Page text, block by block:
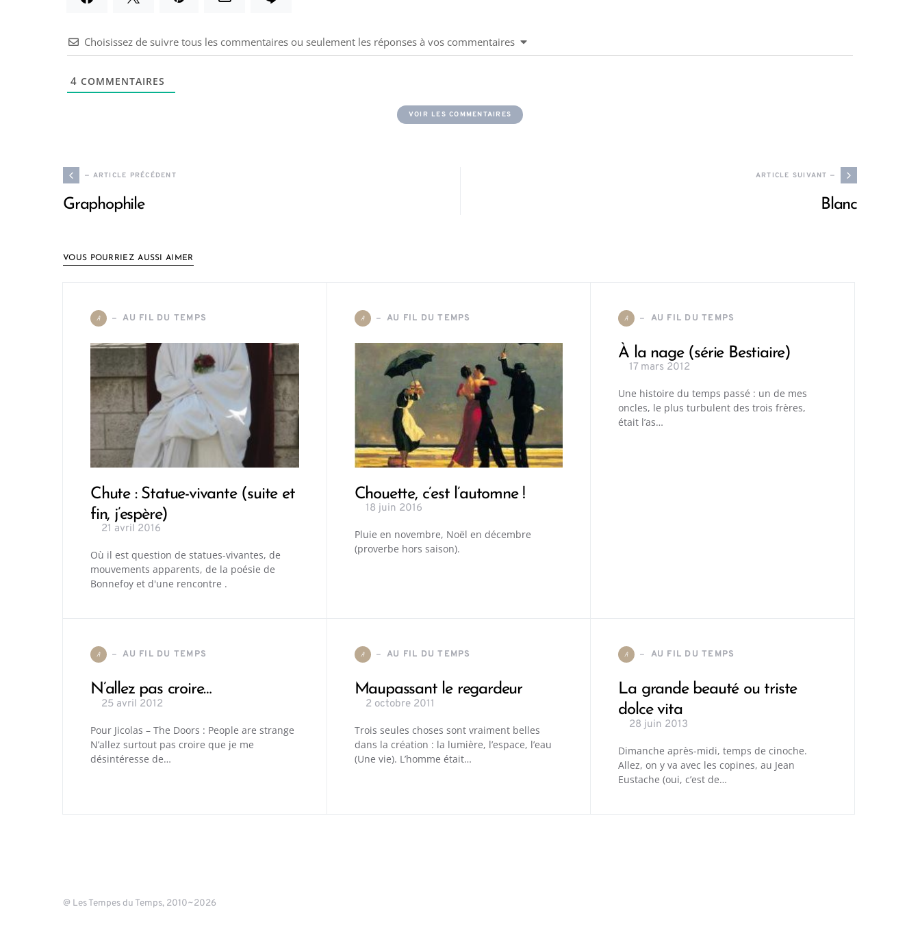
Choisissez de suivre tous les commentaires ou seulement les réponses à vos commentaires
4 COMMENTAIRES
VOIR LES COMMENTAIRES
— ARTICLE PRÉCÉDENT
Graphophile
ARTICLE SUIVANT —
Blanc
VOUS POURRIEZ AUSSI AIMER
A AU FIL DU TEMPS
Chute : Statue-vivante (suite et
fin, j’espère)
21 avril 2016
Où il est question de statues-vivantes, de
mouvements apparents, de la poésie de
Bonnefoy et d'une rencontre .
A AU FIL DU TEMPS
Chouette, c’est l’automne !
18 juin 2016
Pluie en novembre, Noël en décembre
(proverbe hors saison).
A AU FIL DU TEMPS
À la nage (série Bestiaire)
17 mars 2012
Une histoire du temps passé : un de mes
oncles, le plus turbulent des trois frères,
était l’as…
A AU FIL DU TEMPS
N’allez pas croire…
25 avril 2012
Pour Jicolas – The Doors : People are strange
N’allez surtout pas croire que je me
désintéresse de…
A AU FIL DU TEMPS
Maupassant le regardeur
2 octobre 2011
Trois seules choses sont vraiment belles
dans la création : la lumière, l’espace, l’eau
(Une vie). L’homme était…
A AU FIL DU TEMPS
La grande beauté ou triste
dolce vita
28 juin 2013
Dimanche après-midi, temps de cinoche.
Allez, on y va avec les copines, au Jean
Eustache (oui, c’est de…
@ Les Tempes du Temps, 2010~2026